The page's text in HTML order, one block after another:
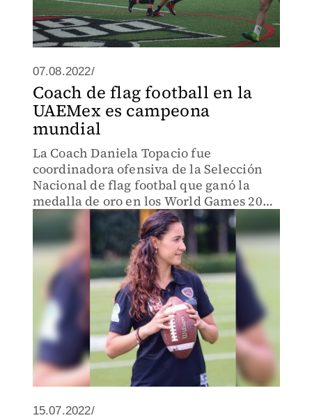
07.08.2022/
Coach de flag football en la
UAEMex es campeona
mundial
La Coach Daniela Topacio fue
coordinadora ofensiva de la Selección
Nacional de flag footbal que ganó la
medalla de oro en los World Games 2022
en Estados Unidos
15.07.2022/